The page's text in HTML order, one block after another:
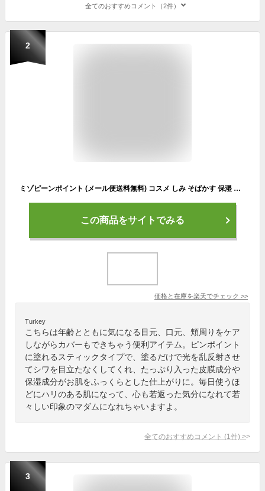
全てのおすすめコメント（2件）
2
ミゾピーンポイント (メール便送料無料) コスメ しみ そばかす 保湿 コンシーラー ファンデーション カバー
この商品をサイトでみる
価格と在庫を楽天でチェック >>
Turkey
こちらは年齢とともに気になる目元、口元、頬周りをケア
しながらカバーもできちゃう便利アイテム。ピンポイント
に塗れるスティックタイプで、塗るだけで光を乱反射させ
てシワを目立たなくしてくれ、たっぷり入った皮膜成分や
保湿成分がお肌をふっくらとした仕上がりに。毎日使うほ
どにハリのある肌になって、心も若返った気分になれて若
々しい印象のマダムになれちゃいますよ。
全てのおすすめコメント (1 件) >
3